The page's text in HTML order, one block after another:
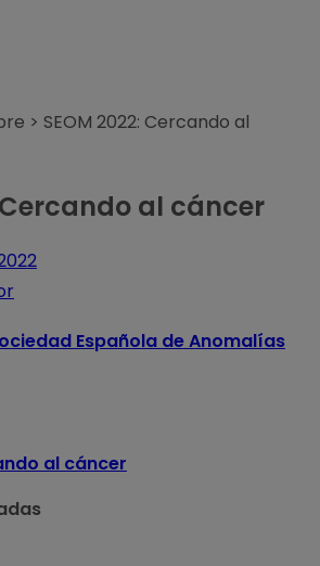
> SEOM 2022: Cercando al
Cercando al cáncer
Española de Anomalías
al cáncer